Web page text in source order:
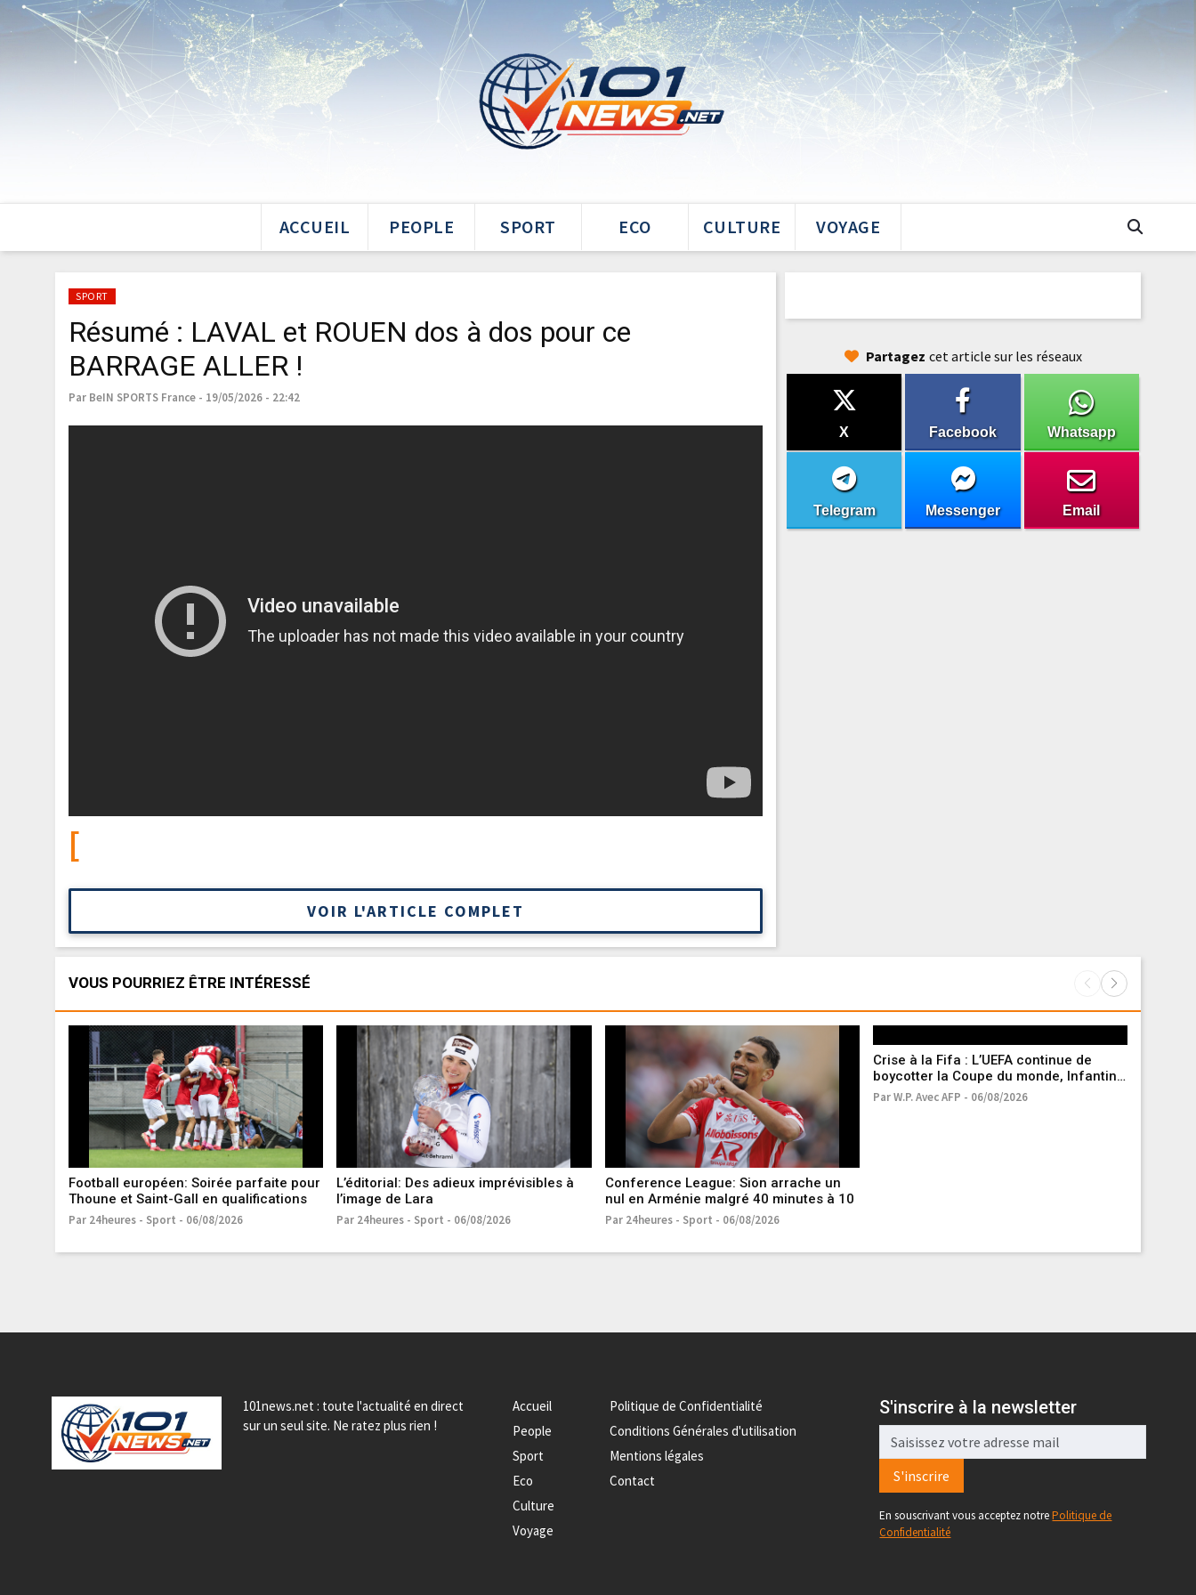
ACCUEIL PEOPLE SPORT ECO CULTURE VOYAGE
SPORT
Résumé : LAVAL et ROUEN dos à dos pour ce
BARRAGE ALLER !
Par BeIN SPORTS France - 19/05/2026 - 22:42
[
VOIR L'ARTICLE COMPLET
Partagez cet article sur les réseaux
X Facebook Whatsapp
Telegram Messenger Email
VOUS POURRIEZ ÊTRE INTÉRESSÉ
Football européen: Soirée parfaite pour
Thoune et Saint-Gall en qualifications
Par 24heures - Sport - 06/08/2026
L’éditorial: Des adieux imprévisibles à
l’image de Lara
Par 24heures - Sport - 06/08/2026
Conference League: Sion arrache un
nul en Arménie malgré 40 minutes à 10
Par 24heures - Sport - 06/08/2026
Crise à la Fifa : L’UEFA continue de
boycotter la Coupe du monde, Infantino
toujours sous pression
Par W.P. Avec AFP - 06/08/2026
101news.net : toute l'actualité en direct
sur un seul site. Ne ratez plus rien !
Accueil
People
Sport
Eco
Culture
Voyage
Politique de Confidentialité
Conditions Générales d'utilisation
Mentions légales
Contact
S'inscrire à la newsletter
S'inscrire
En souscrivant vous acceptez notrePolitique de
Confidentialité